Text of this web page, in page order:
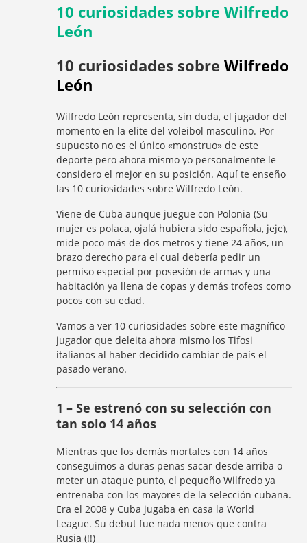
10 curiosidades sobre Wilfredo
León
10 curiosidades sobreWilfredo
León
Wilfredo León representa, sin duda, el jugador del
momento en la elite del voleibol masculino. Por
supuesto no es el único «monstruo» de este
deporte pero ahora mismo yo personalmente le
considero el mejor en su posición. Aquí te enseño
las 10 curiosidades sobre Wilfredo León.
Viene de Cuba aunque juegue con Polonia (Su
mujer es polaca, ojalá hubiera sido española, jeje),
mide poco más de dos metros y tiene 24 años, un
brazo derecho para el cual debería pedir un
permiso especial por posesión de armas y una
habitación ya llena de copas y demás trofeos como
pocos con su edad.
Vamos a ver 10 curiosidades sobre este magnífico
jugador que deleita ahora mismo los Tifosi
italianos al haber decidido cambiar de país el
pasado verano.
1 – Se estrenó con su selección con
tan solo 14 años
Mientras que los demás mortales con 14 años
conseguimos a duras penas sacar desde arriba o
meter un ataque punto, el pequeño Wilfredo ya
entrenaba con los mayores de la selección cubana.
Era el 2008 y Cuba jugaba en casa la World
League. Su debut fue nada menos que contra
Rusia (!!)